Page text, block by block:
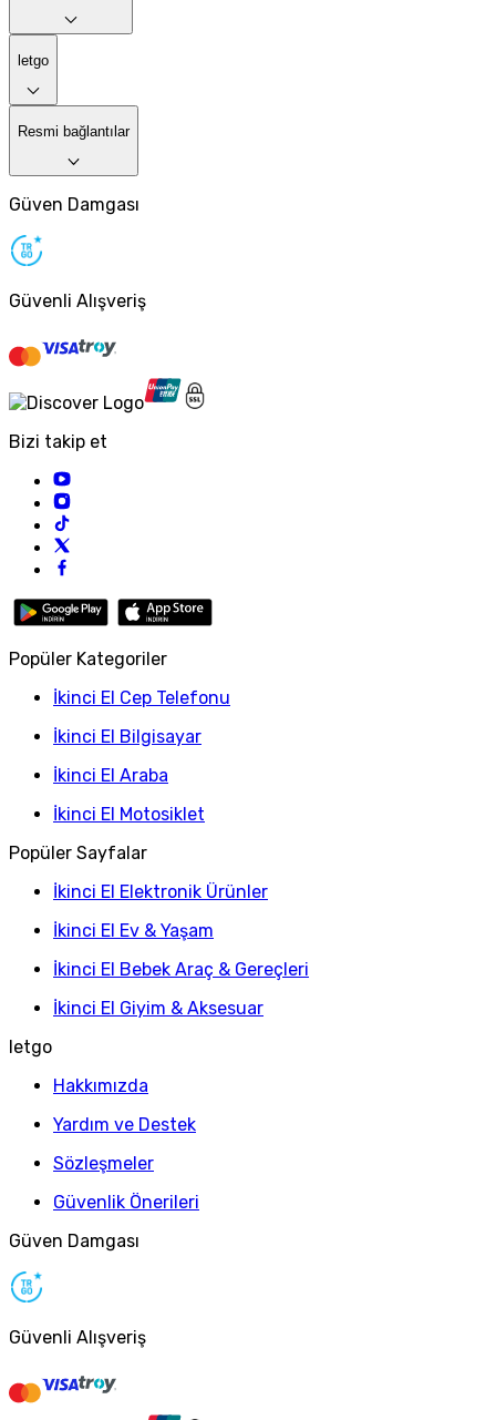
letgo
Resmi bağlantılar
Güven Damgası
Güvenli Alışveriş
Bizi takip et
Popüler Kategoriler
İkinci El Cep Telefonu
İkinci El Bilgisayar
İkinci El Araba
İkinci El Motosiklet
Popüler Sayfalar
İkinci El Elektronik Ürünler
İkinci El Ev & Yaşam
İkinci El Bebek Araç & Gereçleri
İkinci El Giyim & Aksesuar
letgo
Hakkımızda
Yardım ve Destek
Sözleşmeler
Güvenlik Önerileri
Güven Damgası
Güvenli Alışveriş